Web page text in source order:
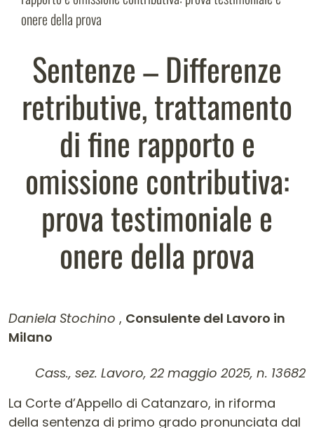
onere della prova
Sentenze – Differenze
retributive, trattamento
di fine rapporto e
omissione contributiva:
prova testimoniale e
onere della prova
Daniela Stochino , Consulente del Lavoro in
Milano
Contenuto dell'articolo
Cass., sez. Lavoro, 22 maggio 2025, n. 13682
La Corte d’Appello di Catanzaro, in riforma
della sentenza di primo grado pronunciata dal